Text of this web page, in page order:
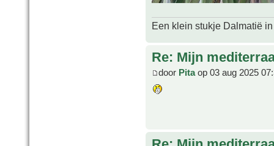
Een klein stukje Dalmatië
Re: Mijn
door Pitaop 03 aug 2025